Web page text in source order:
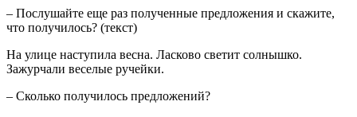
– Послушайте еще раз полученные предложения и скажите,
что получилось? (текст)
На улице наступила весна. Ласково светит солнышко.
Зажурчали веселые ручейки.
– Сколько получилось предложений?